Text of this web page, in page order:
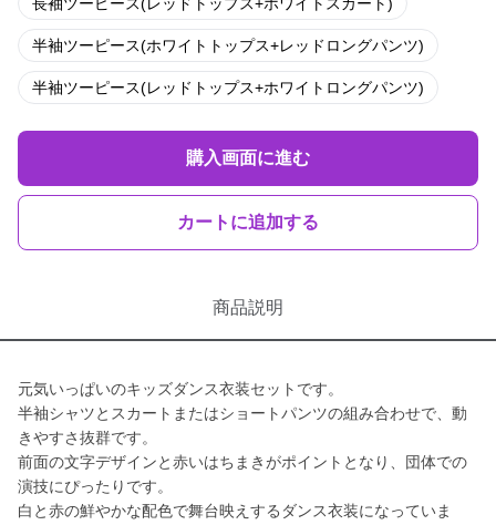
半袖ツーピース(ホワイトトップス+レッドロングパンツ)
半袖ツーピース(レッドトップス+ホワイトロングパンツ)
購入画面に進む
カートに追加する
商品説明
元気いっぱいのキッズダンス衣装セットです。
半袖シャツとスカートまたはショートパンツの組み合わせで、動
きやすさ抜群です。
前面の文字デザインと赤いはちまきがポイントとなり、団体での
演技にぴったりです。
白と赤の鮮やかな配色で舞台映えするダンス衣装になっていま